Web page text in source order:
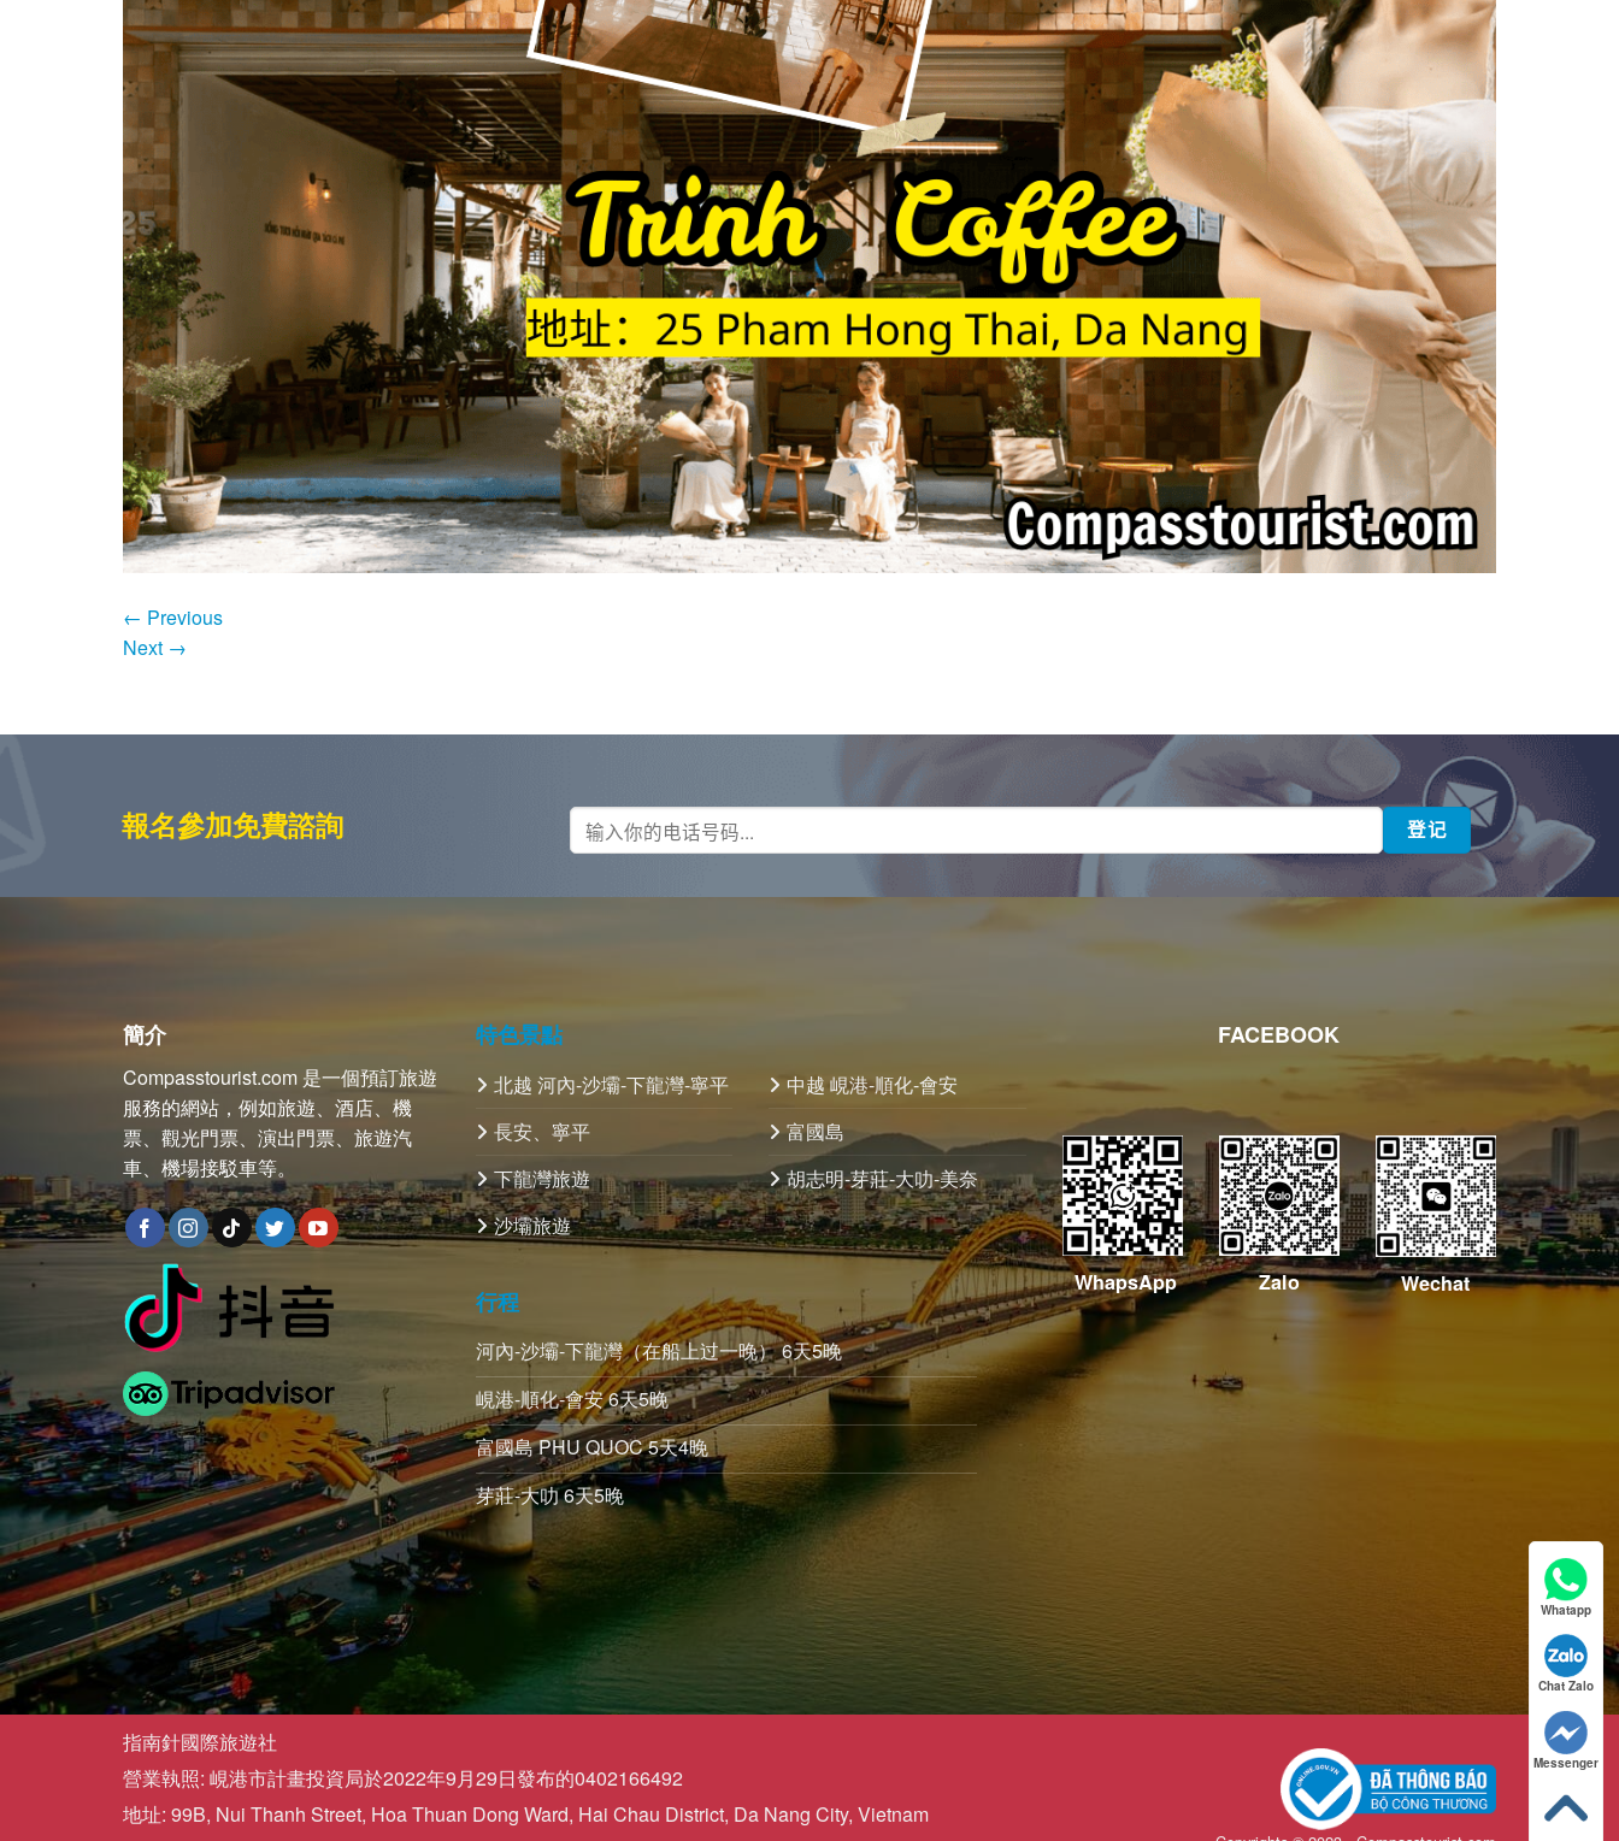
← Previous
Next →
報名參加免費諮詢
簡介
Compasstourist.com 是一個預訂旅遊
服務的網站，例如旅遊、酒店、機
票、觀光門票、演出門票、旅遊汽
車、機場接駁車等。
特色景點
北越 河內-沙壩-下龍灣-寧平
長安、寧平
下龍灣旅遊
沙壩旅遊
中越 峴港-順化-會安
富國島
胡志明-芽莊-大叻-美奈
行程
河內-沙壩-下龍灣（在船上过一晚） 6天5晚
峴港-順化-會安 6天5晚
富國島 PHU QUOC 5天4晚
芽莊-大叻 6天5晚
FACEBOOK
WhapsApp Zalo Wechat
指南針國際旅遊社
營業執照: 峴港市計畫投資局於2022年9月29日發布的0402166492
地址: 99B, Nui Thanh Street, Hoa Thuan Dong Ward, Hai Chau District, Da Nang City, Vietnam
Whatapp
Chat Zalo
Messenger